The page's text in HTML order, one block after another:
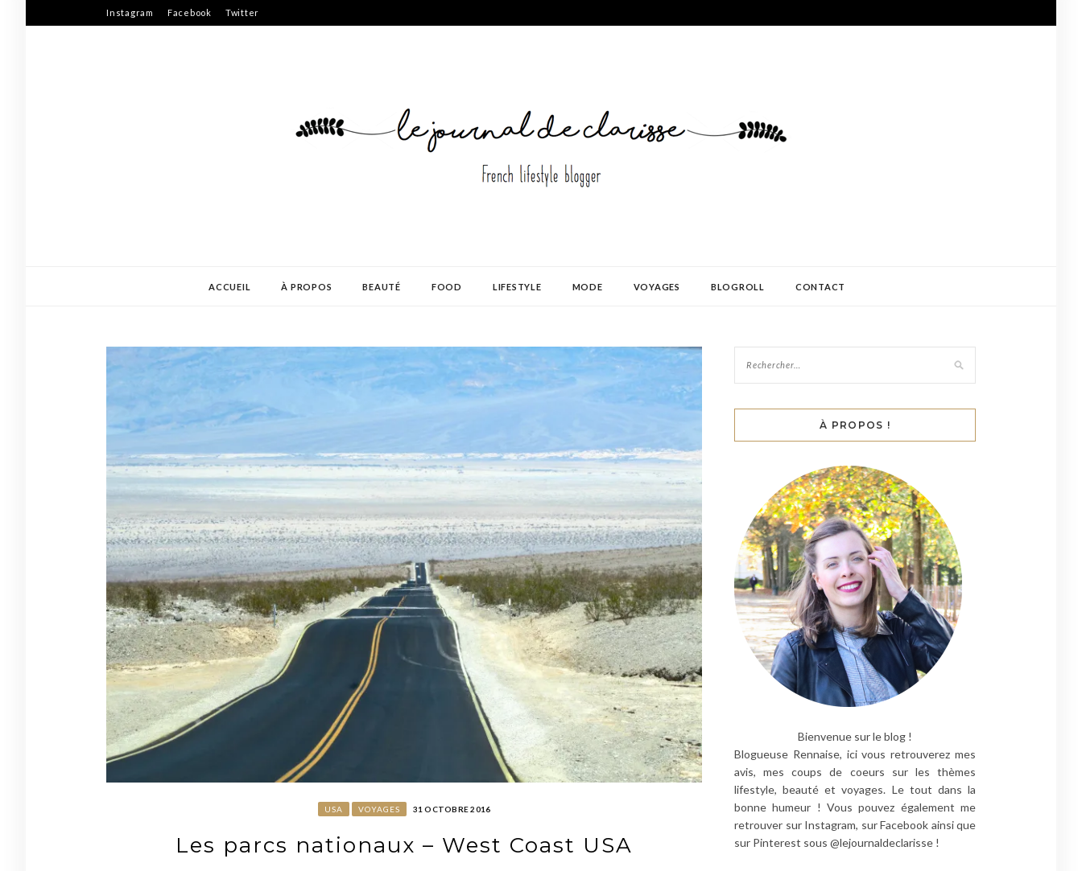
to
Instagram Facebook Twitter
ACCUEIL À PROPOS BEAUTÉ FOOD LIFESTYLE MODE VOYAGES BLOGROLL CONTACT
USA VOYAGES 31 OCTOBRE 2016
Les parcs nationaux – West Coast USA
À PROPOS !
Bienvenue sur le blog !
Blogueuse Rennaise, ici vous retrouverez mes
avis, mes coups de coeurs sur les thèmes
lifestyle, beauté et voyages. Le tout dans la
bonne humeur ! Vous pouvez également me
retrouver sur Instagram, sur Facebook ainsi que
sur Pinterest sous @lejournaldeclarisse !